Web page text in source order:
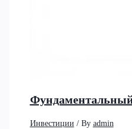
Инвестиции / By admin